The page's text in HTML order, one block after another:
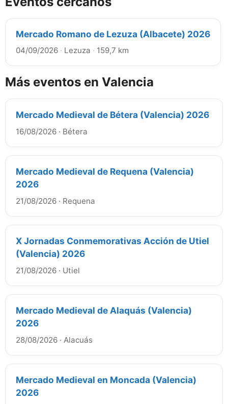
Mercado Romano de Lezuza (Albacete) 2026
04/09/2026 · Lezuza · 159,7 km
Más eventos en Valencia
Mercado Medieval de Bétera (Valencia) 2026
16/08/2026 · Bétera
Mercado Medieval de Requena (Valencia)
2026
21/08/2026 · Requena
X Jornadas Conmemorativas Acción de Utiel
(Valencia) 2026
21/08/2026 · Utiel
Mercado Medieval de Alaquás (Valencia)
2026
28/08/2026 · Alacuás
Mercado Medieval en Moncada (Valencia)
2026